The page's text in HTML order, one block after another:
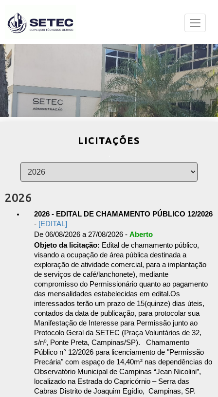
LICITAÇÕES
2026
2026 - EDITAL DE CHAMAMENTO PÚBLICO 12/2026
- [EDITAL]
De 06/08/2026 a 27/08/2026 - Aberto
Objeto da licitação: Edital de chamamento público,
visando a ocupação de área pública destinada a
exploração de atividade comercial, para a implantação
de serviços de café/lanchonete), mediante
compromisso do Permissionário quanto ao pagamento
das mensalidades estabelecidas em edital.Os
interessados terão um prazo de 15(quinze) dias úteis,
contados da data de publicação, para protocolar sua
Manifestação de Interesse para Permissão junto ao
Protocolo Geral da SETEC (Praça Voluntários de 32,
s/nº, Ponte Preta, Campinas/SP). Chamamento
Público n° 12/2026 para licenciamento de "Permissão
Precária" com espaço de 14,40m² nas dependências do
Observatório Municipal de Campinas “Jean Nicolini”,
localizado na Estrada do Capricórnio – Serra das
Cabras Distrito de Joaquim Egídio, Campinas, SP.